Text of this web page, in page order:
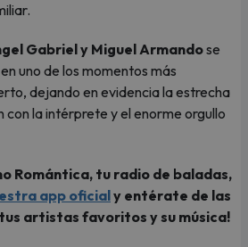
Gabriel y Miguel Armandose
uno de los momentos más
dejando en evidencia la estrecha
con la intérprete y el enorme orgullo
Romántica, tu radio de baladas,
app oficialy entérate de las
artistas favoritos y su música!